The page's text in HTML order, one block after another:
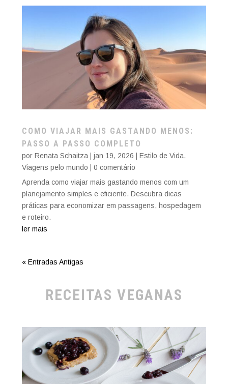
COMO VIAJAR MAIS GASTANDO MENOS:
PASSO A PASSO COMPLETO
por Renata Schaitza| jan 19, 2026 Estilo de Vida,
Viagens pelo mundo | 0 comentário
Aprenda como viajar mais gastando menos com um
planejamento simples e eficiente. Descubra dicas
práticas para economizar em passagens, hospedagem
e roteiro.
ler mais
« Entradas Antigas
RECEITAS VEGANAS